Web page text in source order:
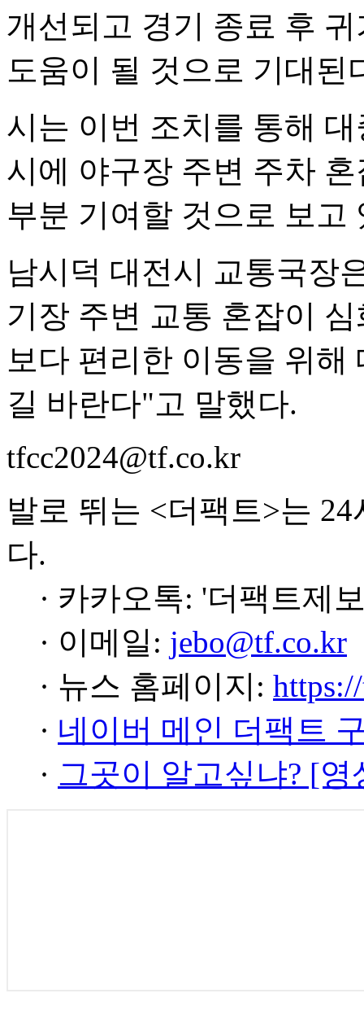
개선되고 경기 종료 후
도움이 될 것으로 기대된
시는 이번 조치를 통해
시에 야구장 주변 주차
부분 기여할 것으로 보고
남시덕 대전시 교통국장
기장 주변 교통 혼잡이
보다 편리한 이동을 위해
길 바란다"고 말했다.
tfcc2024@tf.co.kr
발로 뛰는 <더팩트>는
다.
· 카카오톡: '더팩트제
· 이메일: jebo@tf.co.kr
· 뉴스 홈페이지:
· 네이버 메인 더팩트
· 그곳이 알고싶냐? [